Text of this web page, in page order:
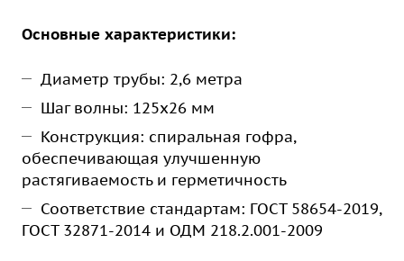
Основные характеристики:
Диаметр трубы: 2,6 метра
Шаг волны: 125х26 мм
Конструкция: спиральная гофра,
обеспечивающая улучшенную
растягиваемость и герметичность
Соответствие стандартам: ГОСТ 58654-2019,
ГОСТ 32871-2014 и ОДМ 218.2.001-2009